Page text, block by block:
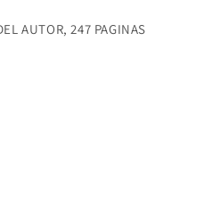
AUTOR, 247 PAGINAS